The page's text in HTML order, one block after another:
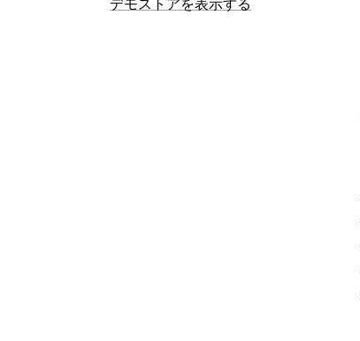
デモストアを表示する